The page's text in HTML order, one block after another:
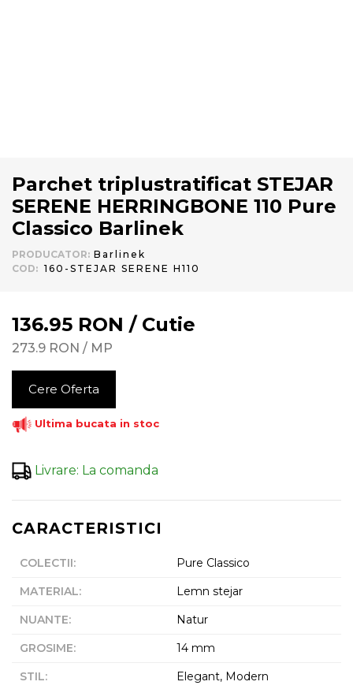
Parchet triplustratificat STEJAR
SERENE HERRINGBONE 110 Pure
Classico Barlinek
PRODUCATOR: Barlinek
COD: 160-STEJAR SERENE H110
136.95 RON / Cutie
273.9 RON / MP
Cere Oferta
Ultima bucata in stoc
Livrare: La comanda
CARACTERISTICI
COLECTII:
Pure Classico
MATERIAL:
Lemn stejar
NUANTE:
Natur
GROSIME:
14 mm
STIL:
Elegant, Modern